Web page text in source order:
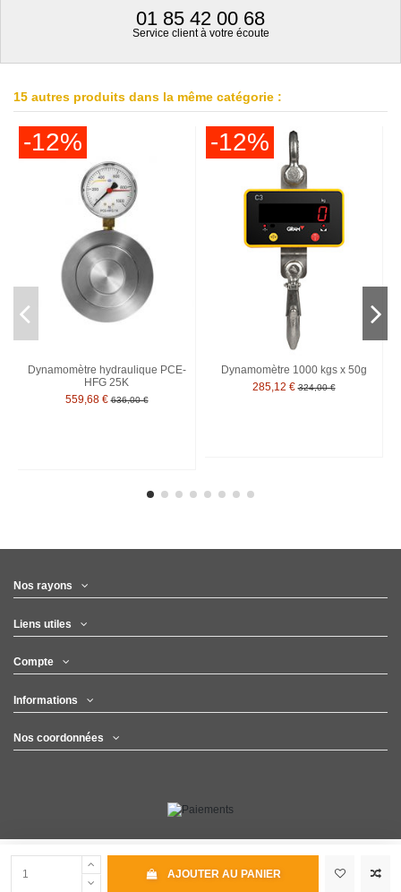
AJOUTER AU PANIER
01 85 42 00 68
Service client à votre écoute
15 autres produits dans la même catégorie :
-12%
Dynamomètre hydraulique PCE-
HFG 25K
559,68 € 636,00 €
-12%
Dynamomètre 1000 kgs x 50g
285,12 € 324,00 €
Nos rayons
Liens utiles
Compte
Informations
Nos coordonnées